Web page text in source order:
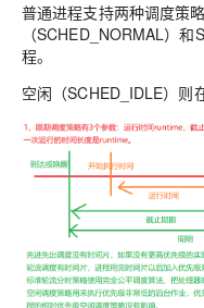
普通进程支持两种调度策
（SCHED_NORMAL）
程。
空闲（SCHED_IDLE）则